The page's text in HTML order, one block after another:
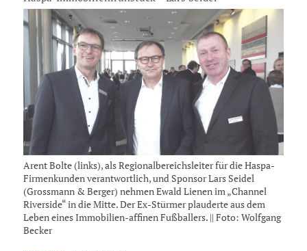
Arent Bolte (links), als Regionalbereichsleiter für die Haspa-
Firmenkunden verantwortlich, und Sponsor Lars Seidel
(Grossmann & Berger) nehmen Ewald Lienen im „Channel
Riverside“ in die Mitte. Der Ex-Stürmer plauderte aus dem
Leben eines Immobilien-affinen Fußballers. || Foto: Wolfgang
Becker